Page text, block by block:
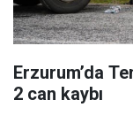
Erzurum’da
2 can kaybı